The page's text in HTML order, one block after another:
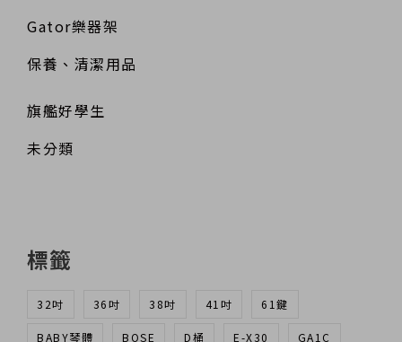
Gator樂器架
保養、清潔用品
旗艦好學生
未分類
標籤
32吋 36吋 38吋 41吋 61鍵
BABY琴體 BOSE D桶 E-X30 GA1C